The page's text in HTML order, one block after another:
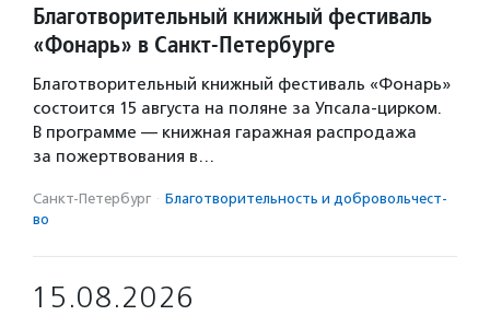
Благотворительный книжный фестиваль
«Фонарь» в Санкт-Петербурге
Благотворительный книжный фестиваль «Фонарь»
состоится 15 августа на поляне за Упсала-цирком.
В программе — книжная гаражная распродажа
за пожертвования в…
Санкт-Петербург · Благотвори­тель­ность и доброволь­чест­
во
15.08.2026